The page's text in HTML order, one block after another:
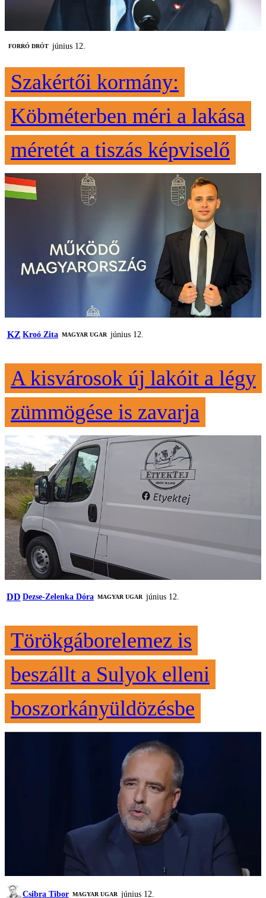
FORRÓ DRÓT június 12.
Szakértői kormány:
Köbméterben méri a lakása
méretét a tiszás képviselő
KZ Kroó Zita MAGYAR UGAR június 12.
A kisvárosok új lakóit a légy
zümmögése is zavarja
DD Dezse-Zelenka Dóra MAGYAR UGAR június 12.
Törökgáborelemez is
beszállt a Sulyok elleni
boszorkányüldözésbe
Csibra Tibor MAGYAR UGAR június 12.